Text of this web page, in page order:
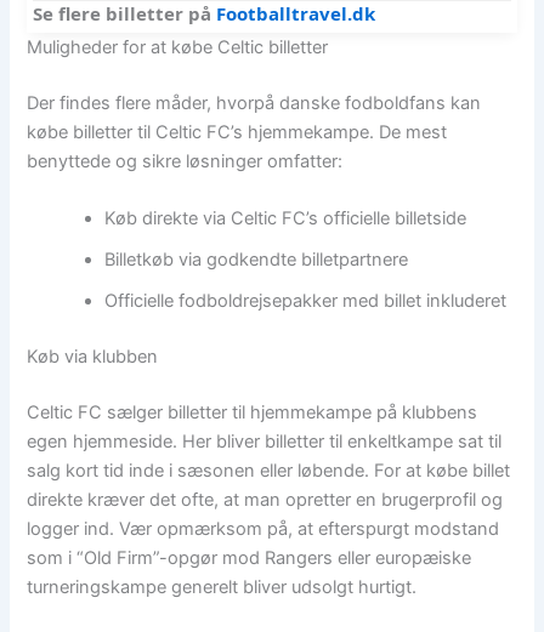
Se flere billetter på Footballtravel.dk
Muligheder for at købe Celtic billetter
Der findes flere måder, hvorpå danske fodboldfans kan
købe billetter til Celtic FC’s hjemmekampe. De mest
benyttede og sikre løsninger omfatter:
Køb direkte via Celtic FC’s officielle billetside
Billetkøb via godkendte billetpartnere
Officielle fodboldrejsepakker med billet inkluderet
Køb via klubben
Celtic FC sælger billetter til hjemmekampe på klubbens
egen hjemmeside. Her bliver billetter til enkeltkampe sat til
salg kort tid inde i sæsonen eller løbende. For at købe billet
direkte kræver det ofte, at man opretter en brugerprofil og
logger ind. Vær opmærksom på, at efterspurgt modstand
som i “Old Firm”-opgør mod Rangers eller europæiske
turneringskampe generelt bliver udsolgt hurtigt.